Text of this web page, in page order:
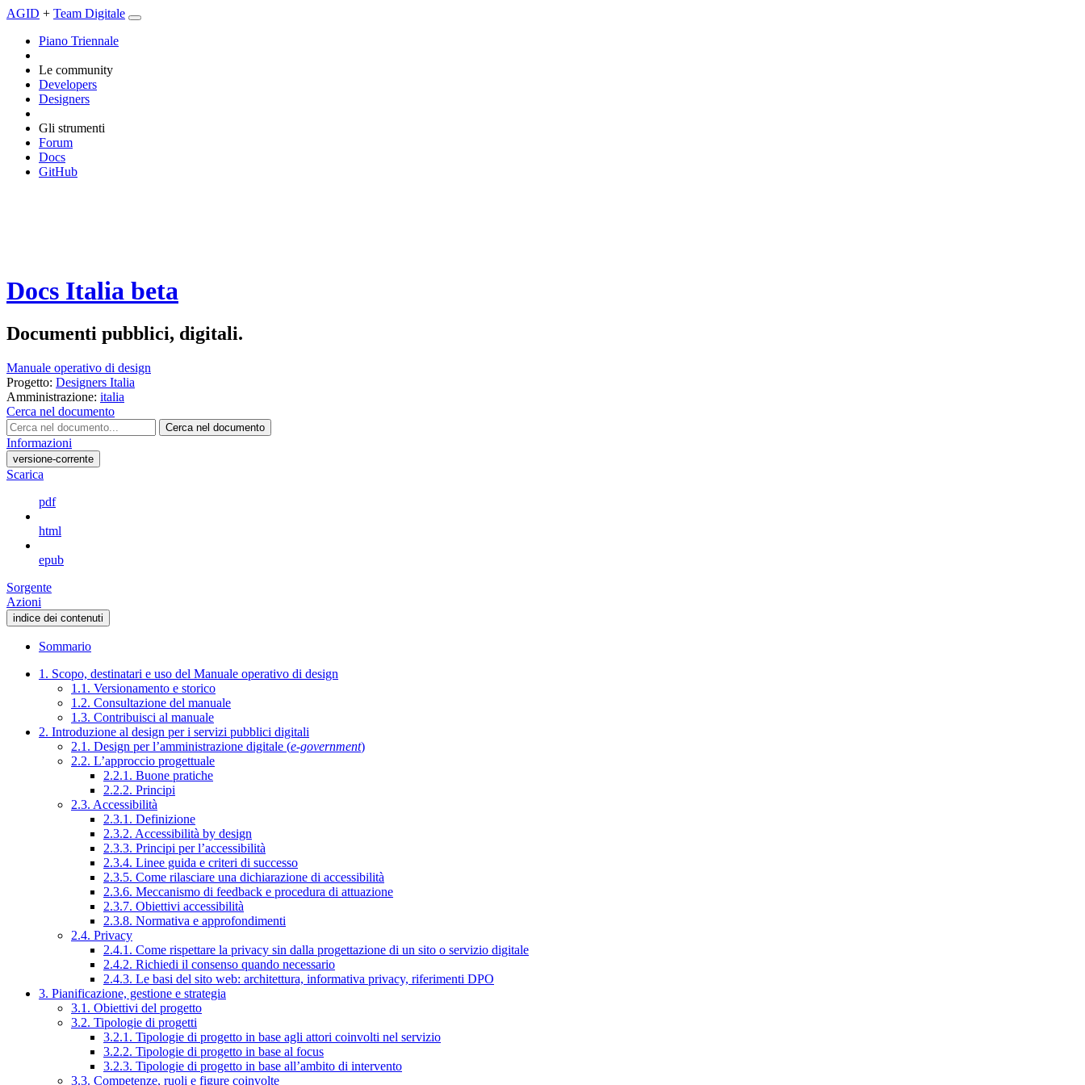
AGID + Team Digitale
Piano Triennale
Le community
Developers
Designers
Gli strumenti
Forum
Docs
GitHub
Docs Italia beta
Documenti pubblici, digitali.
Manuale operativo di design
Progetto: Designers Italia
Amministrazione: italia
Cerca nel documento
Cerca nel documento
Informazioni
versione-corrente
Scarica
pdf
html
epub
Sorgente
Azioni
indice dei contenuti
Sommario
1. Scopo, destinatari e uso del Manuale operativo di design
1.1. Versionamento e storico
1.2. Consultazione del manuale
1.3. Contribuisci al manuale
2. Introduzione al design per i servizi pubblici digitali
2.1. Design per l’amministrazione digitale (e-government)
2.2. L’approccio progettuale
2.2.1. Buone pratiche
2.2.2. Principi
2.3. Accessibilità
2.3.1. Definizione
2.3.2. Accessibilità by design
2.3.3. Principi per l’accessibilità
2.3.4. Linee guida e criteri di successo
2.3.5. Come rilasciare una dichiarazione di accessibilità
2.3.6. Meccanismo di feedback e procedura di attuazione
2.3.7. Obiettivi accessibilità
2.3.8. Normativa e approfondimenti
2.4. Privacy
2.4.1. Come rispettare la privacy sin dalla progettazione di un sito o servizio digitale
2.4.2. Richiedi il consenso quando necessario
2.4.3. Le basi del sito web: architettura, informativa privacy, riferimenti DPO
3. Pianificazione, gestione e strategia
3.1. Obiettivi del progetto
3.2. Tipologie di progetti
3.2.1. Tipologie di progetto in base agli attori coinvolti nel servizio
3.2.2. Tipologie di progetto in base al focus
3.2.3. Tipologie di progetto in base all’ambito di intervento
3.3. Competenze, ruoli e figure coinvolte